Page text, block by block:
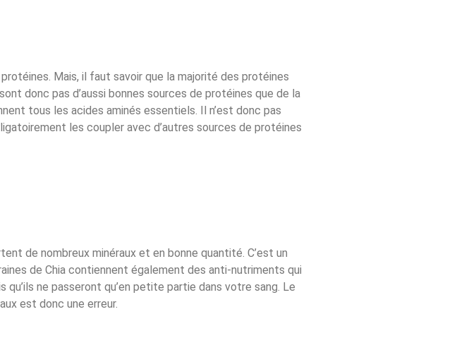
Mais, il faut savoir que la majorité des protéines
donc pas d’aussi bonnes sources de protéines que de la
tous les acides aminés essentiels. Il n’est donc pas
les coupler avec d’autres sources de protéines
de nombreux minéraux et en bonne quantité. C’est un
de Chia contiennent également des anti-nutriments qui
ne passeront qu’en petite partie dans votre sang. Le
est donc une erreur.